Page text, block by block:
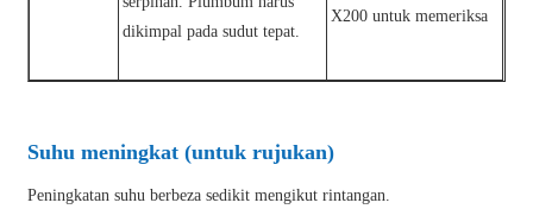
dikimpal pada sudut tepat.
X200 untuk memeriksa
Suhu meningkat (untuk rujukan)
Peningkatan suhu berbeza sedikit mengikut rintangan.